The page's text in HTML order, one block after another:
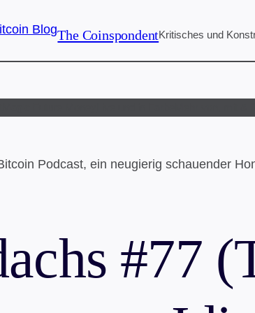
The CoinspondentKritisches und
#77